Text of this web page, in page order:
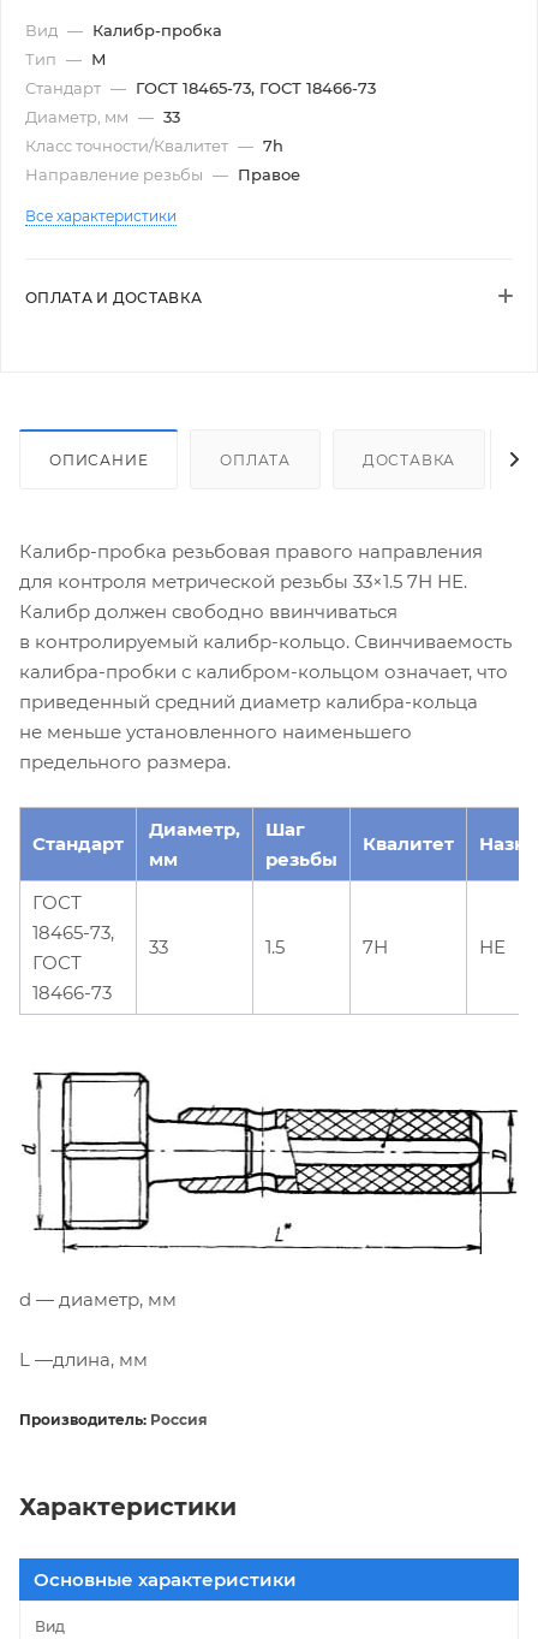
Вид — Калибр-пробка
Тип — М
Стандарт — ГОСТ 18465-73, ГОСТ 18466-73
Диаметр, мм — 33
Класс точности/Квалитет — 7h
Направление резьбы — Правое
Все характеристики
ОПЛАТА И ДОСТАВКА
ОПИСАНИЕ ОПЛАТА ДОСТАВКА
Калибр-пробка резьбовая правого направления
для контроля метрической резьбы 33×1.5 7Н НЕ.
Калибр должен свободно ввинчиваться
в контролируемый калибр-кольцо. Свинчиваемость
калибра-пробки с калибром-кольцом означает, что
приведенный средний диаметр калибра-кольца
не меньше установленного наименьшего
предельного размера.
Стандарт
Диаметр,
мм
Шаг
резьбы
Квалитет
ГОСТ
18465-73,
ГОСТ
18466-73
33 1.5 7Н НЕ
d — диаметр, мм
L —длина, мм
Производитель: Россия
Характеристики
Основные характеристики
Вид